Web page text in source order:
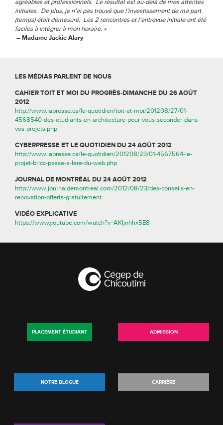
agréables et professionnels. Le résultat est au-delà de mes attentes
initiales. De plus, je n’ai pas trouvé que l’investissement de ma part
(temps) était démesuré. Les 2 rencontres et l’entrevue initiale ont été
faciles à intégrer à mon horaire. »
– Madame Jackie Alary
LES MÉDIAS PARLENT DE NOUS
CAHIER TOIT ET MOI DU PROGRÈS-DIMANCHE DU 26 AOÛT
2012
http://www.lapresse.ca/le-quotidien/toit-et-moi/201208/27/01-
4568540-des-etudiants-en-architecture-pour-vous-seconder-dans-
vos-projets.php
CYBERPRESSE ET LE QUOTIDIEN DU 24 AOÛT 2012
http://www.lapresse.ca/le-quotidien/201208/23/01-4567564-le-
projet-bricc-passe-a-lere-du-web.php
JOURNAL DE MONTRÉAL DU 24 AOÛT 2012
http://www.journaldemontreal.com/2012/08/23/des-conseils-en-
renovation-offerts-gratuitement
VIDÉO EXPLICATIVE
https://www.youtube.com/watch?v=AKljnhhx5E8
PLACEMENT ÉTUDIANT ADMISSION
NOTRE BLOGUE CARRIÈRE